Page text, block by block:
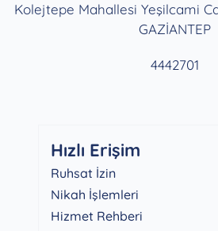
Kolejtepe Mahallesi Yeşilcami
GAZİANTEP
4442701
Hızlı Erişim
Ruhsat İzin
Nikah İşlemleri
Hizmet Rehberi